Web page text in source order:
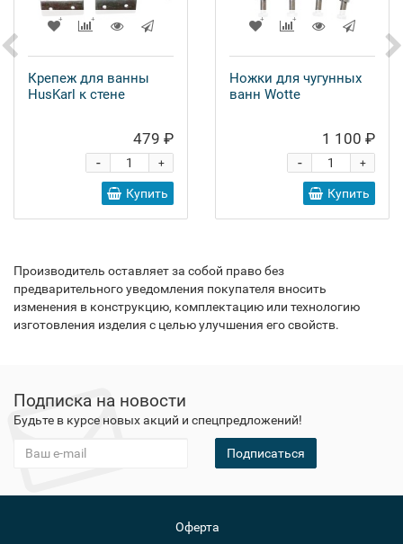
Крепеж для ванны
HusKarl к стене
479 ₽
+
-
Купить
Ножки для чугунных
ванн Wotte
1 100 ₽
+
-
Купить
Производитель оставляет за собой право без
предварительного уведомления покупателя вносить
изменения в конструкцию, комплектацию или технологию
изготовления изделия с целью улучшения его свойств.
Подписка на новости
Будьте в курсе новых акций и спецпредложений!
Подписаться
Оферта